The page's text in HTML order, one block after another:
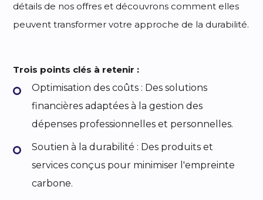
détails de nos offres et découvrons comment elles
peuvent transformer votre approche de la durabilité.
Trois points clés à retenir :
Optimisation des coûts : Des solutions
financières adaptées à la gestion des
dépenses professionnelles et personnelles.
Soutien à la durabilité : Des produits et
services conçus pour minimiser l'empreinte
carbone.